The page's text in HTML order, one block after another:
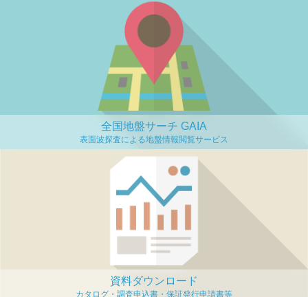
全国地盤サーチ GAIA
資料ダウンロード